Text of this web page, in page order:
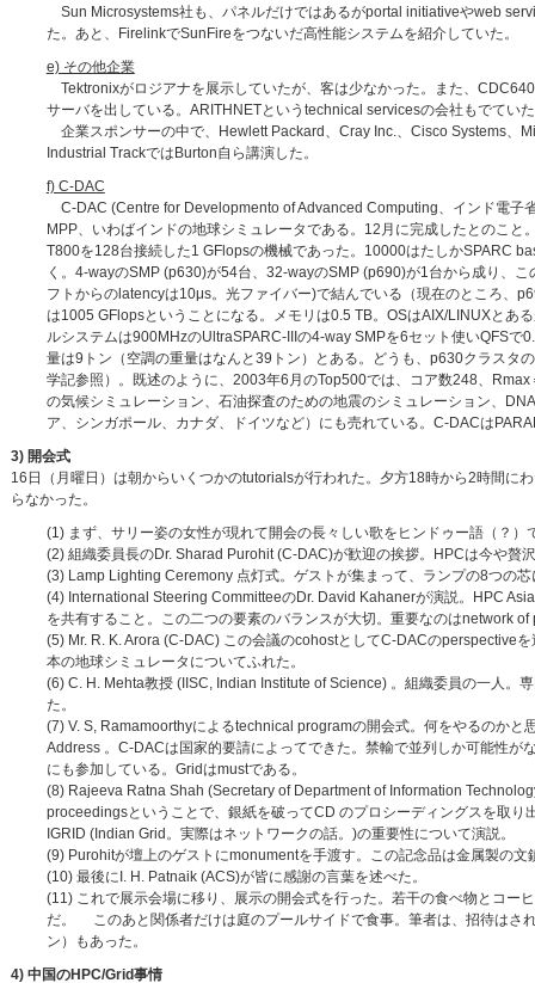
Sun Microsystems社も、パネルだけではあるがportal initiativeやweb
た。あと、FirelinkでSunFireをつないだ高性能システムを紹介していた。
e) その他企業
Tektronixがロジアナを展示していたが、客は少なかった。また、
サーバを出している。ARITHNETというtechnical servicesの会社もでてい
企業スポンサーの中で、Hewlett Packard、Cray Inc.、Cisco Systems、
Industrial TrackではBurton自ら講演した。
f) C-DAC
C-DAC (Centre for Developmento of Advanced Computing、インド電子
MPP、いわばインドの地球シミュレータである。12月に完成したとのこ
T800を128台接続した1 GFlopsの機械であった。10000はたしかSPARC
く。4-wayのSMP (p630)が54台、32-wayのSMP (p690)が1台から成り、
フトからのlatencyは10μs。光ファイバー)で結んでいる（現在のところ、
は1005 GFlopsということになる。メモリは0.5 TB。OSはAIX/LINUXとあ
ルシステムは900MHzのUltraSPARC-IIIの4-way SMPを6セット使いQFS
量は9トン（空調の重量はなんと39トン）とある。どうも、p630クラスタ
学記参照）。既述のように、2003年6月のTop500では、コア数248、
の気候シミュレーション、石油探査のための地震のシミュレーション、
ア、シンガポール、カナダ、ドイツなど）にも売れている。C-DACは
3) 開会式
16日（月曜日）は朝からいくつかのtutorialsが行われた。夕方18時から2時間に
らなかった。
(1) まず、サリー姿の女性が現れて開会の長々しい歌をヒンドゥー語（？
(2) 組織委員長のDr. Sharad Purohit (C-DAC)が歓迎の挨拶。HPCは今や贅
(3) Lamp Lighting Ceremony 点灯式。ゲストが集まって、ランプの8つの
(4) International Steering CommitteeのDr. David Kahanerが演説。HPC
を共有すること。この二つの要素のバランスが大切。重要なのはnetwork
(5) Mr. R. K. Arora (C-DAC) この会議のcohostとしてC-DACのperspective
本の地球シミュレータについてふれた。
(6) C. H. Mehta教授 (IISC, Indian Institute of Science) 。組織委員の一人。
た。
(7) V. S, Ramamoorthyによるtechnical programの開会式。何をやるのか
Address 。C-DACは国家的要請によってできた。禁輸で並列しか可能性
にも参加している。Gridはmustである。
(8) Rajeeva Ratna Shah (Secretary of Department of Information
proceedingsということで、銀紙を破ってCD のプロシーディングスを取
IGRID (Indian Grid。実際はネットワークの話。)の重要性について演説。
(9) Purohitが壇上のゲストにmonumentを手渡す。この記念品は金属製の
(10) 最後にI. H. Patnaik (ACS)が皆に感謝の言葉を述べた。
(11) これで展示会場に移り、展示の開会式を行った。若干の食べ物とコー
だ。 このあと関係者だけは庭のプールサイドで食事。筆者は、招待はさ
ン）もあった。
4) 中国のHPC/Grid事情